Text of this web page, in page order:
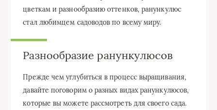
цветкам и разнообразию оттенков, ранункулюс
стал любимцем садоводов по всему миру.
Разнообразие ранункулюсов
Прежде чем углубиться в процесс выращивания,
давайте поговорим о разных видах ранункулюсов,
которые вы можете рассмотреть для своего сада.